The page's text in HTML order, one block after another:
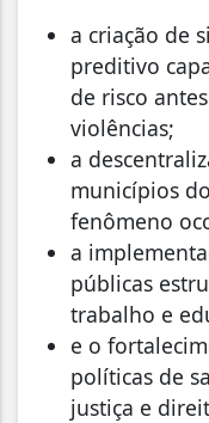
a criação de
preditivo
de risco
violências;
a
municípios
fenômeno
a
públicas
trabalho e
e o
políticas de
justiça e